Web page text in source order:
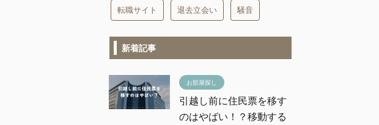
転職サイト 退去立会い 騒音
新着記事
お部屋探し
引越し前に住民票を移す
のはやばい！？移動する